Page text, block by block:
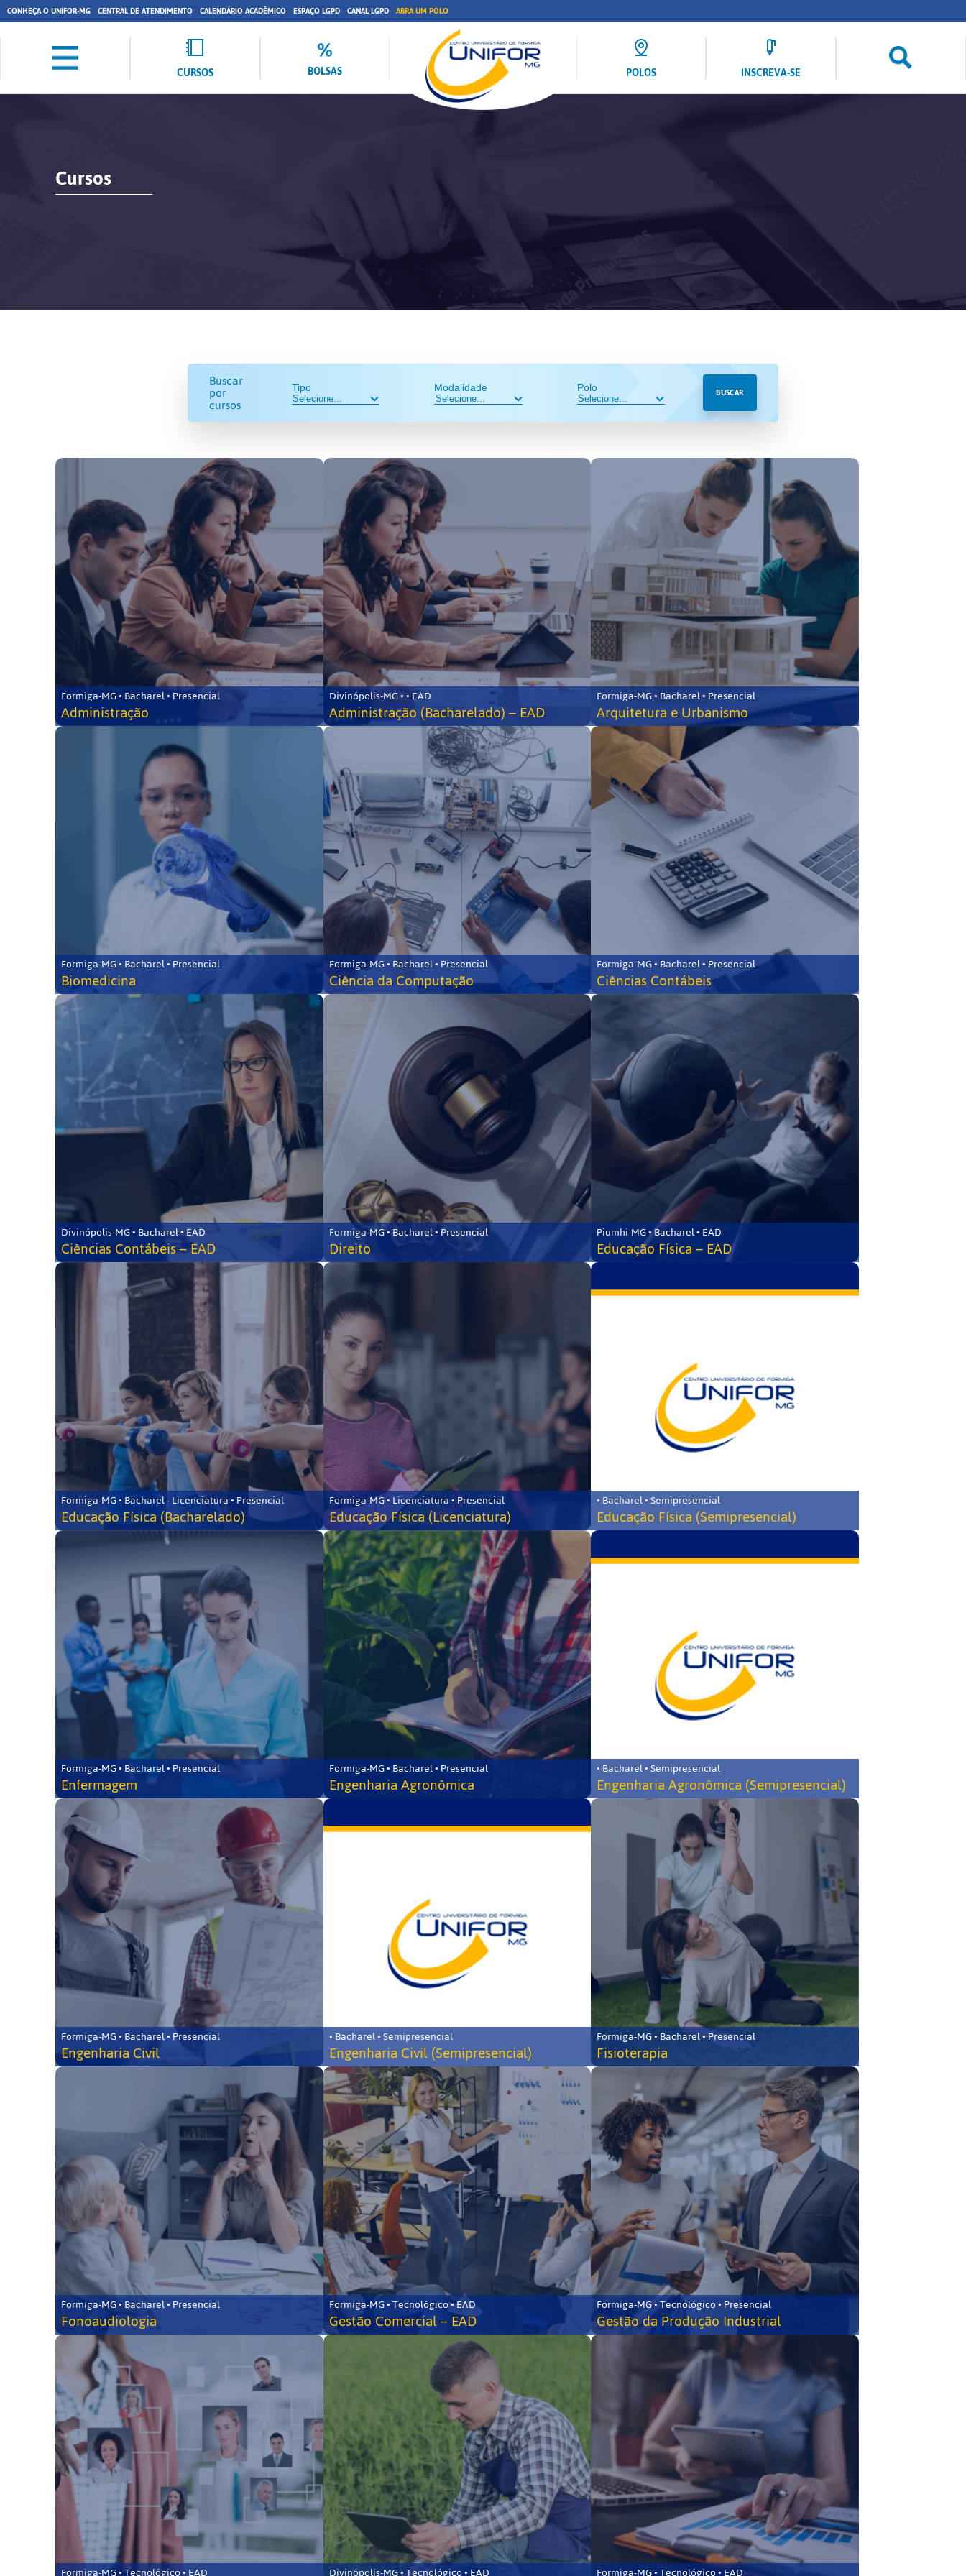
CONHEÇA O UNIFOR-MG CENTRAL DE ATENDIMENTO CALENDÁRIO ACADÊMICO ESPAÇO LGPD CANAL LGPD ABRA UM POLO
CURSOS BOLSAS POLOS INSCREVA-SE
Cursos
Buscar
por
cursos
Tipo Modalidade Polo BUSCAR
Formiga-MG • Bacharel • Presencial
Administração
Divinópolis-MG • • EAD
Administração (Bacharelado) – EAD
Formiga-MG • Bacharel • Presencial
Arquitetura e Urbanismo
Formiga-MG • Bacharel • Presencial
Biomedicina
Formiga-MG • Bacharel • Presencial
Ciência da Computação
Formiga-MG • Bacharel • Presencial
Ciências Contábeis
Divinópolis-MG • Bacharel • EAD
Ciências Contábeis – EAD
Formiga-MG • Bacharel • Presencial
Direito
Piumhi-MG • Bacharel • EAD
Educação Física – EAD
Formiga-MG • Bacharel - Licenciatura • Presencial
Educação Física (Bacharelado)
Formiga-MG • Licenciatura • Presencial
Educação Física (Licenciatura)
• Bacharel • Semipresencial
Educação Física (Semipresencial)
Formiga-MG • Bacharel • Presencial
Enfermagem
Formiga-MG • Bacharel • Presencial
Engenharia Agronômica
• Bacharel • Semipresencial
Engenharia Agronômica (Semipresencial)
Formiga-MG • Bacharel • Presencial
Engenharia Civil
• Bacharel • Semipresencial
Engenharia Civil (Semipresencial)
Formiga-MG • Bacharel • Presencial
Fisioterapia
Formiga-MG • Bacharel • Presencial
Fonoaudiologia
Formiga-MG • Tecnológico • EAD
Gestão Comercial – EAD
Formiga-MG • Tecnológico • Presencial
Gestão da Produção Industrial